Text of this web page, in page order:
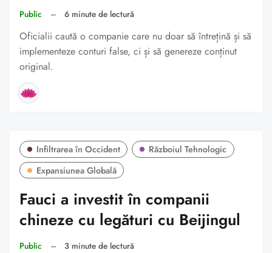
Public – 6 minute de lectură
Oficialii caută o companie care nu doar să întrețină și să
implementeze conturi false, ci și să genereze conținut
original.
Infiltrarea în Occident
Războiul Tehnologic
Expansiunea Globală
Fauci a investit în companii
chineze cu legături cu Beijingul
Public – 3 minute de lectură